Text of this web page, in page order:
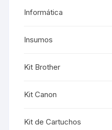
Informática
Insumos
Kit Brother
Kit Canon
Kit de Cartuchos